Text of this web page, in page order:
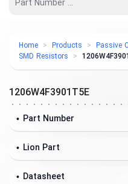
Home Products Passive
SMD Resistors
1206W4F3901T5E
Part Number
Lion Part
Datasheet